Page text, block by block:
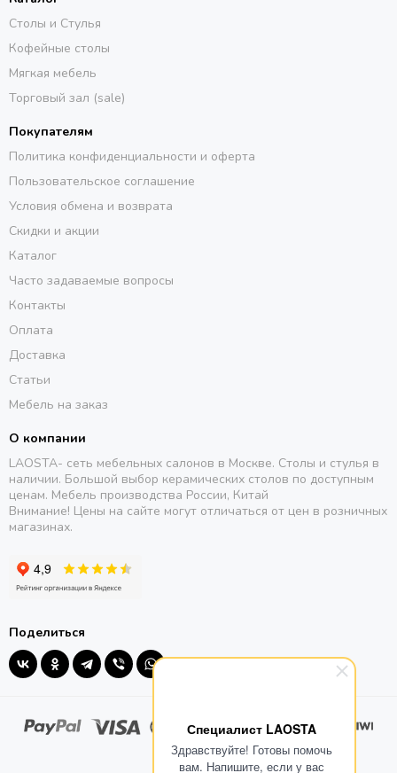
Специалист LAOSTA
Здравствуйте! Готовы помочь
вам. Напишите, если у вас
Столы и Стулья
Кофейные столы
Мягкая мебель
Торговый зал (sale)
Покупателям
Политика конфиденциальности и оферта
Пользовательское соглашение
Условия обмена и возврата
Скидки и акции
Каталог
Часто задаваемые вопросы
Контакты
Оплата
Доставка
Статьи
Мебель на заказ
О компании
LAOSTA- сеть мебельных салонов в Москве. Столы и стулья в
наличии. Большой выбор керамических столов по доступным
ценам. Мебель производства России, Китай
Внимание! Цены на сайте могут отличаться от цен в розничных
магазинах.
Поделиться